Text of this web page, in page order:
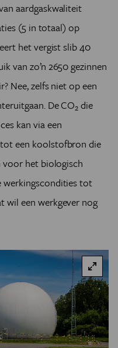
aardgaskwaliteit
(5 in totaal) op
het vergist slib 40
van zo’n 2650 gezinnen
Nee, zelfs niet op een
De CO2 die
kan via een
een koolstofbron die
voor het biologisch
werkingscondities tot
wil een werkgever nog